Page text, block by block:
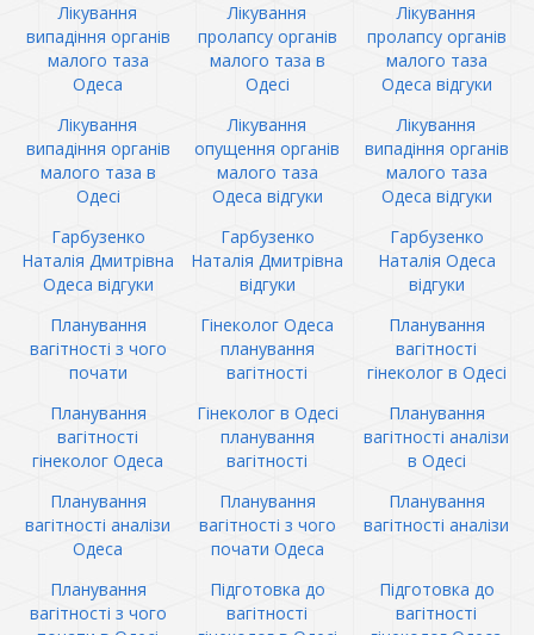
Лікування
випадіння органів
малого таза
Одеса
Лікування
пролапсу органів
малого таза в
Одесі
Лікування
пролапсу органів
малого таза
Одеса відгуки
Лікування
випадіння органів
малого таза в
Одесі
Лікування
опущення органів
малого таза
Одеса відгуки
Лікування
випадіння органів
малого таза
Одеса відгуки
Гарбузенко
Наталія Дмитрівна
Одеса відгуки
Гарбузенко
Наталія Дмитрівна
відгуки
Гарбузенко
Наталія Одеса
відгуки
Планування
вагітності з чого
почати
Гінеколог Одеса
планування
вагітності
Планування
вагітності
гінеколог в Одесі
Планування
вагітності
гінеколог Одеса
Гінеколог в Одесі
планування
вагітності
Планування
вагітності аналізи
в Одесі
Планування
вагітності аналізи
Одеса
Планування
вагітності з чого
почати Одеса
Планування
вагітності аналізи
Планування
вагітності з чого
Підготовка до
вагітності
Підготовка до
вагітності